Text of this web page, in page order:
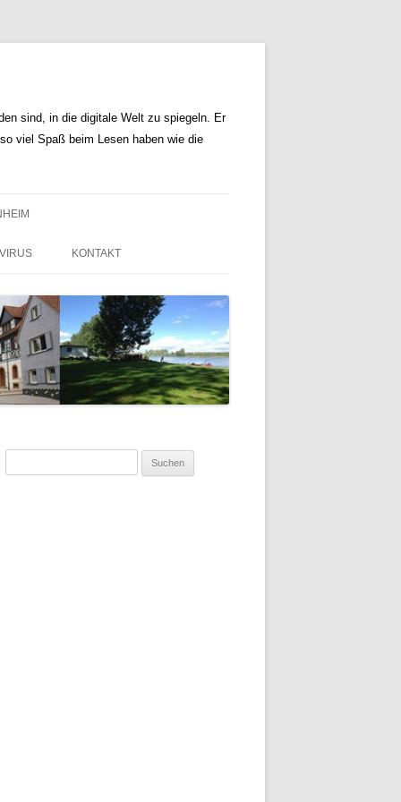
sind, in die digitale Welt zu spiegeln. Er
viel Spaß beim Lesen haben wie die
KONTAKT